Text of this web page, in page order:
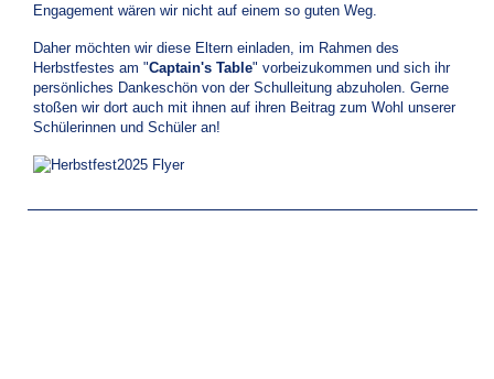
Engagement wären wir nicht auf einem so guten Weg.
Daher möchten wir diese Eltern einladen, im Rahmen des
Herbstfestes am "Captain's Table" vorbeizukommen und sich ihr
persönliches Dankeschön von der Schulleitung abzuholen. Gerne
stoßen wir dort auch mit ihnen auf ihren Beitrag zum Wohl unserer
Schülerinnen und Schüler an!